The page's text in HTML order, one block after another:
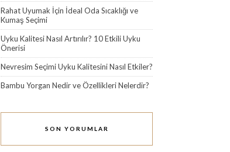
Rahat Uyumak İçin İdeal Oda Sıcaklığı ve
Kumaş Seçimi
Uyku Kalitesi Nasıl Artırılır? 10 Etkili Uyku
Önerisi
Nevresim Seçimi Uyku Kalitesini Nasıl Etkiler?
Bambu Yorgan Nedir ve Özellikleri Nelerdir?
SON YORUMLAR